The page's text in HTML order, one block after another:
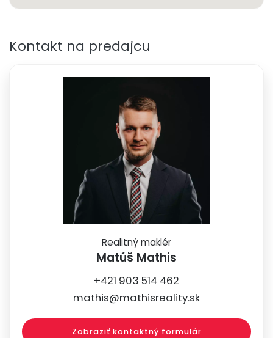
Kontakt na predajcu
Realitný maklér
Matúš Mathis
+421 903 514 462
mathis@mathisreality.sk
Zobraziť kontaktný formulár